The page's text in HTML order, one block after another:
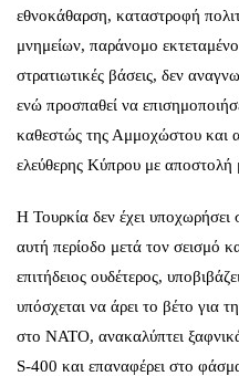
εθνοκάθαρση, καταστροφή
μνημείων, παράνομο
στρατιωτικές βάσεις, δεν
ενώ προσπαθεί να
καθεστώς της Αμμοχώστου και
ελεύθερης Κύπρου με αποστολή
Η Τουρκία δεν έχει
αυτή περίοδο μετά τον σεισμό
επιτήδειος ουδέτερος,
υπόσχεται να άρει το βέτο για
στο ΝΑΤΟ, ανακαλύπτει ξαφνικά
S-400 και επαναφέρει στο